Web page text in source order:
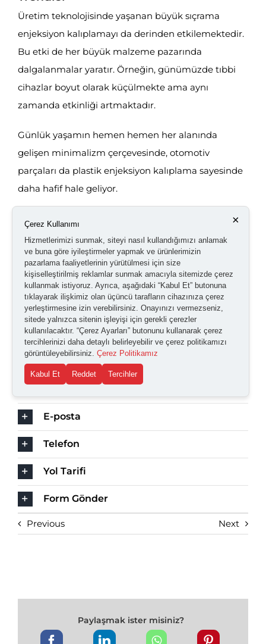
Üretim teknolojisinde yaşanan büyük sıçrama
enjeksiyon kalıplamayı da derinden etkilemektedir.
Bu etki de her büyük malzeme pazarında
dalgalanmalar yaratır. Örneğin, günümüzde tıbbi
cihazlar boyut olarak küçülmekte ama aynı
zamanda etkinliği artmaktadır.
Günlük yaşamın hemen hemen her alanında
gelişen minimalizm çerçevesinde, otomotiv
parçaları da plastik enjeksiyon kalıplama sayesinde
daha hafif hale geliyor.
Bu gelişmeler tüketici elektroniğinin her cephede
yenilikler yaşadığını ortaya koymaktadır. Bu
yenilikler de aslında plastik enjeksiyon kalıplamanın
geçirdiği değişim ve dönüşüm ile yakından ilgilidir.
Bu bilgiler genel bilgiler olup ticari ve üretim
süreçlerinizde mühendisleriniz ile birlikte
taleplerinize en uygun seçimi yapmanızı öneririz.
E-posta
Telefon
Yol Tarifi
Form Gönder
Previous Next
Paylaşmak ister misiniz?
×
Çerez Kullanımı
Hizmetlerimizi sunmak, siteyi nasıl kullandığımızı anlamak
ve buna göre iyileştirmeler yapmak ve ürünlerimizin
pazarlama faaliyetlerinin yürütülmesi için size
kişiselleştirilmiş reklamlar sunmak amacıyla sitemizde çerez
kullanmak istiyoruz. Ayrıca, aşağıdaki “Kabul Et” butonuna
tıklayarak ilişkimiz olan üçüncü tarafların cihazınıza çerez
yerleştirmesine izin verebilirsiniz. Onayınızı vermezseniz,
sitede yalnızca sitenin işleyişi için gerekli çerezler
kullanılacaktır. “Çerez Ayarları” butonunu kullanarak çerez
tercihlerinizi daha detaylı belirleyebilir ve çerez politikamızı
görüntüleyebilirsiniz. Çerez Politikamız
Kabul Et Reddet Tercihler